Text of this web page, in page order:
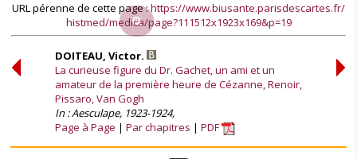
URL pérenne de cette page :https://www.biusante.parisdescartes.fr/
histmed/medica/page?111512x1923x169&p=19
DOITEAU, Victor.
La curieuse figure du Dr. Gachet, un ami et un
amateur de la première heure de Cézanne, Renoir,
Pissaro, Van Gogh
In : Aesculape, 1923-1924,
Page à Page
Par chapitres PDF